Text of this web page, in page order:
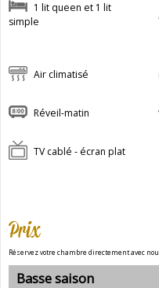
1 lit queen et 1 lit
simple
Air climatisé
Réveil-matin
TV cablé - écran plat
Prix
Réservez votre chambre directement avec
Basse saison